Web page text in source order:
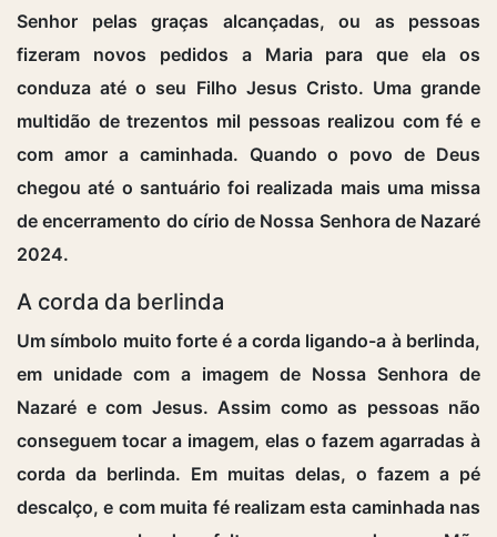
Senhor pelas graças alcançadas, ou as pessoas
fizeram novos pedidos a Maria para que ela os
conduza até o seu Filho Jesus Cristo. Uma grande
multidão de trezentos mil pessoas realizou com fé e
com amor a caminhada. Quando o povo de Deus
chegou até o santuário foi realizada mais uma missa
de encerramento do círio de Nossa Senhora de Nazaré
2024.
A corda da berlinda
Um símbolo muito forte é a corda ligando-a à berlinda,
em unidade com a imagem de Nossa Senhora de
Nazaré e com Jesus. Assim como as pessoas não
conseguem tocar a imagem, elas o fazem agarradas à
corda da berlinda. Em muitas delas, o fazem a pé
descalço, e com muita fé realizam esta caminhada nas